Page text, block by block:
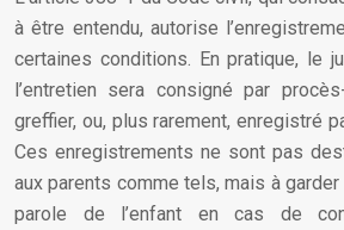
à être entendu, autorise
certaines conditions. En pratique, le
l’entretien sera consigné par
greffier, ou, plus rarement, enregistré
Ces enregistrements ne sont pas
aux parents comme tels, mais à
parole de l’enfant en cas de